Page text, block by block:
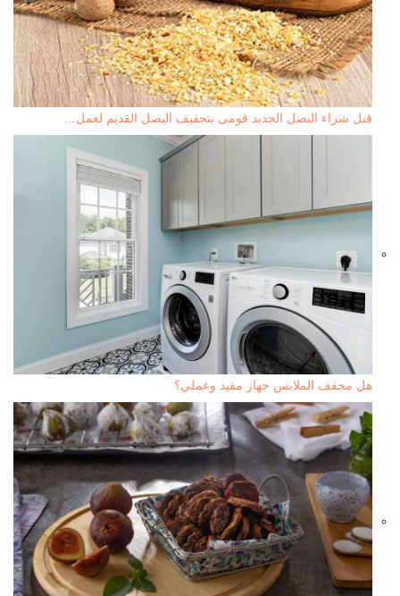
قبل شراء البصل الجديد قومى بتجفيف البصل القديم لعمل…
هل مجفف الملابس جهاز مفيد وعملي؟